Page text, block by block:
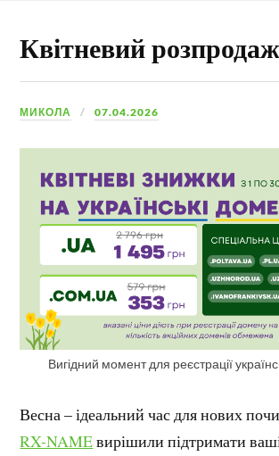
Квітневий
МИКОЛА 07.04.2026
Вигідний момент для реєстрації
Весна – ідеальний час для нових
RX-NAMEвирішили підтримати ваші